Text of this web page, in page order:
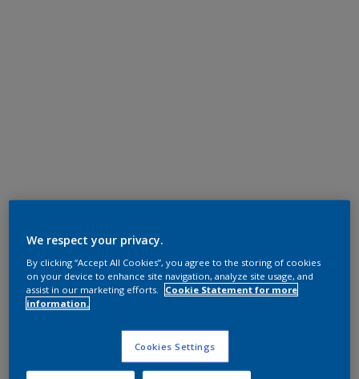
We respect your privacy.
By clicking “Accept All Cookies”, you agree to the storing of cookies
on your device to enhance site navigation, analyze site usage, and
assist in our marketing efforts.
Cookie Statement for more
information.
Cookies Settings